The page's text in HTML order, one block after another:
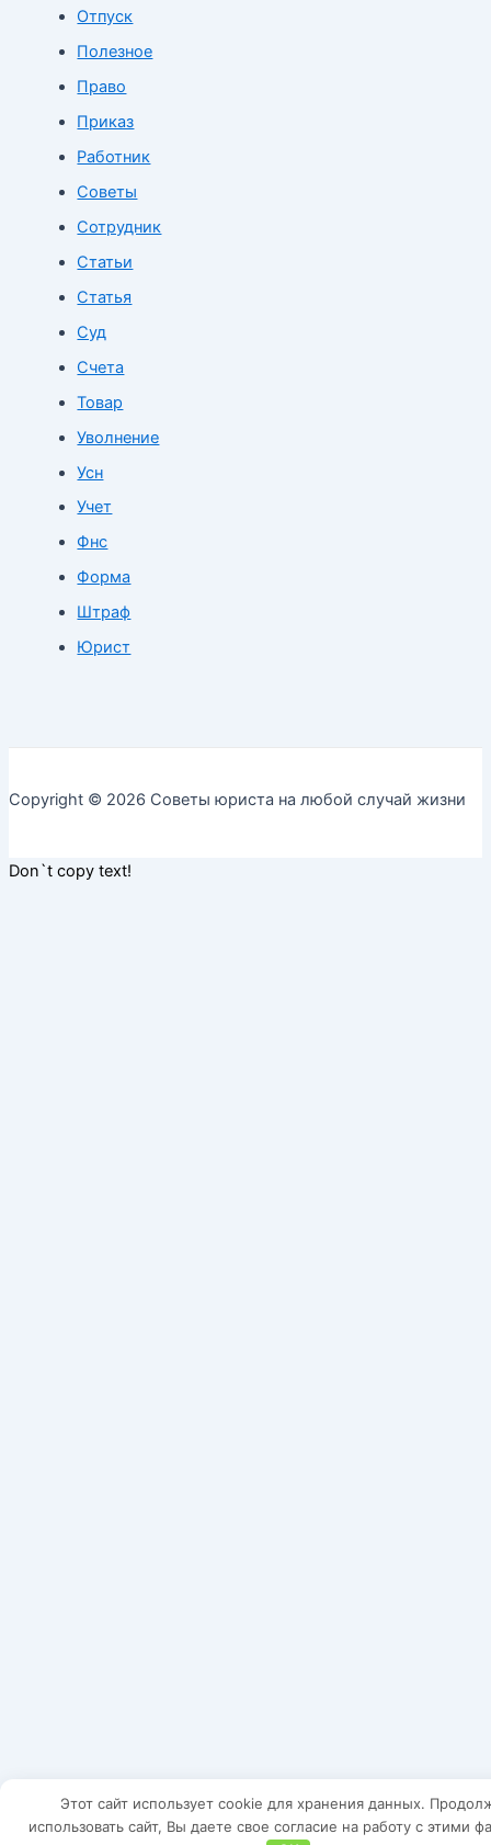
Отпуск
Полезное
Право
Приказ
Работник
Советы
Сотрудник
Статьи
Статья
Суд
Счета
Товар
Уволнение
Усн
Учет
Фнс
Форма
Штраф
Юрист
Copyright © 2026 Советы юриста на любой случай жизни
Don`t copy text!
Этот сайт использует cookie для хранения данных.
использовать сайт, Вы даете свое согласие на работу с этими